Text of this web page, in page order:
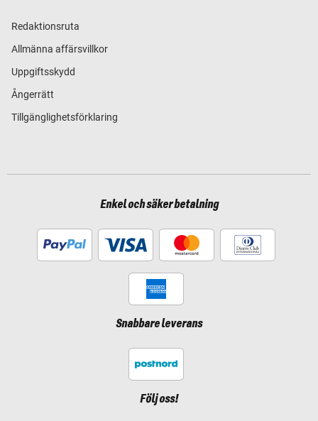
Redaktionsruta
Allmänna affärsvillkor
Uppgiftsskydd
Ångerrätt
Tillgänglighetsförklaring
Enkel och säker betalning
Snabbare leverans
Följ oss!